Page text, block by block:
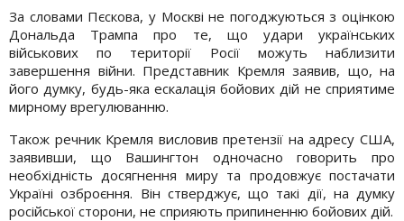
За словами Пєскова, у Москві не погоджуються з оцінкою
Дональда Трампа про те, що удари українських
військових по території Росії можуть наблизити
завершення війни. Представник Кремля заявив, що, на
його думку, будь-яка ескалація бойових дій не сприятиме
мирному врегулюванню.
Також речник Кремля висловив претензії на адресу США,
заявивши, що Вашингтон одночасно говорить про
необхідність досягнення миру та продовжує постачати
Україні озброєння. Він стверджує, що такі дії, на думку
російської сторони, не сприяють припиненню бойових дій.